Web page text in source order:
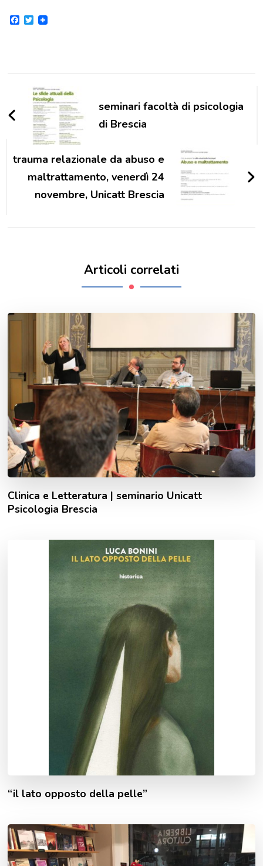
Facebook
Twitter
Navigazione
articoli
seminari facoltà di psicologia
di Brescia
trauma relazionale da abuso e
maltrattamento, venerdì 24
novembre, Unicatt Brescia
Articoli correlati
Clinica e Letteratura | seminario Unicatt
Psicologia Brescia
“il lato opposto della pelle”